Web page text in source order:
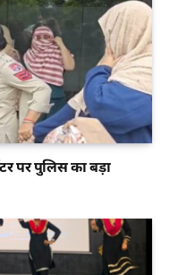
पर पुलिस का बड़ा